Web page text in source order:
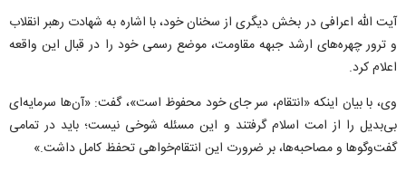
آیت الله اعرافی در بخش دیگری از سخنان خود، با اشاره به شهادت رهبر انقلاب
و ترور چهره‌های ارشد جبهه مقاومت، موضع رسمی خود را در قبال این واقعه
اعلام کرد.
وی، با بیان اینکه «انتقام، سر جای خود محفوظ است»، گفت: «آن‌ها سرمایه‌ای
بی‌بدیل را از امت اسلام گرفتند و این مسئله شوخی نیست؛ باید در تمامی
گفت‌و‌گو‌ها و مصاحبه‌ها، بر ضرورت این انتقام‌خواهی تحفظ کامل داشت.»